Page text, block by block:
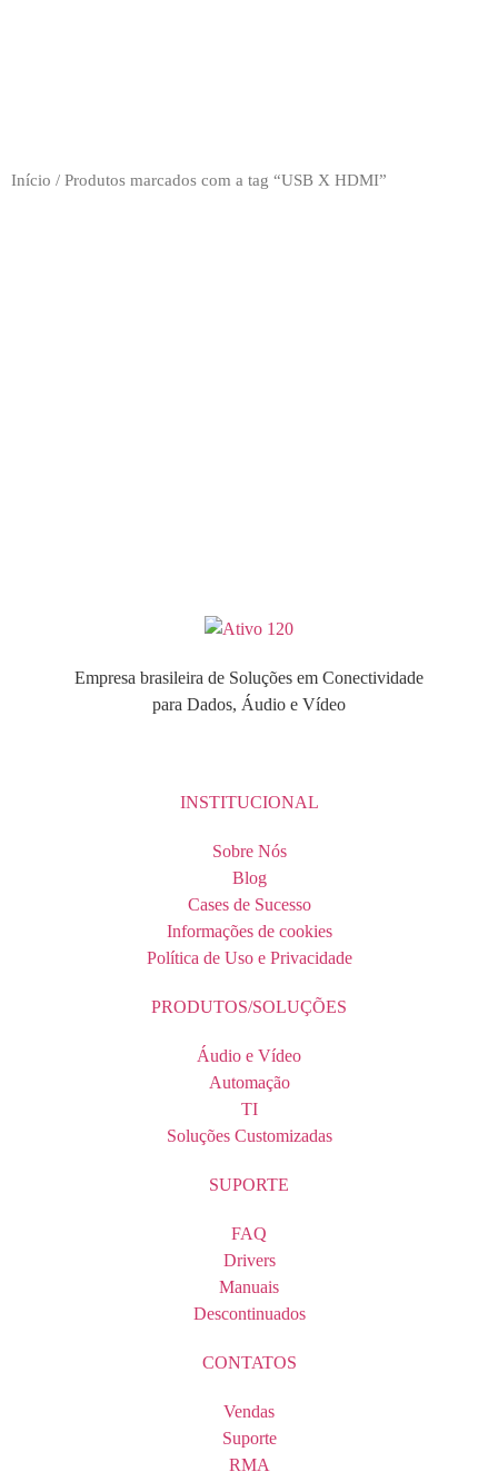
Início / Produtos marcados com a tag “USB X HDMI”
Empresa brasileira de Soluções em Conectividade
para Dados, Áudio e Vídeo
INSTITUCIONAL
Sobre Nós
Blog
Cases de Sucesso
Informações de cookies
Política de Uso e Privacidade
PRODUTOS/SOLUÇÕES
Áudio e Vídeo
Automação
TI
Soluções Customizadas
SUPORTE
FAQ
Drivers
Manuais
Descontinuados
CONTATOS
Vendas
Suporte
RMA